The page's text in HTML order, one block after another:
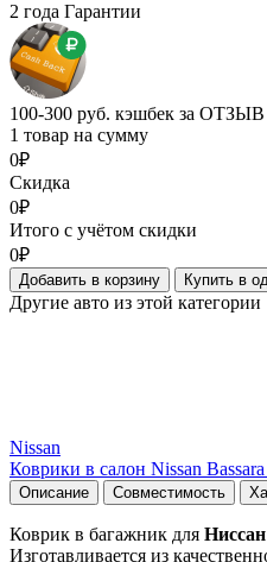
2 года Гарантии
100-300 руб. кэшбек за ОТЗЫВ
1 товар на сумму
0₽
Скидка
0₽
Итого с учётом скидки
0₽
Добавить в корзину Купить в
Другие авто из этой категории
Nissan
Коврики в салон Nissan
Описание Совместимость
Коврик в багажник для
Изготавливается из